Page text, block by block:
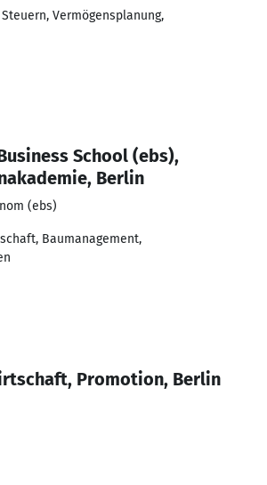
Vermögensplanung,
School (ebs),
Berlin
(ebs)
Baumanagement,
Promotion, Berlin